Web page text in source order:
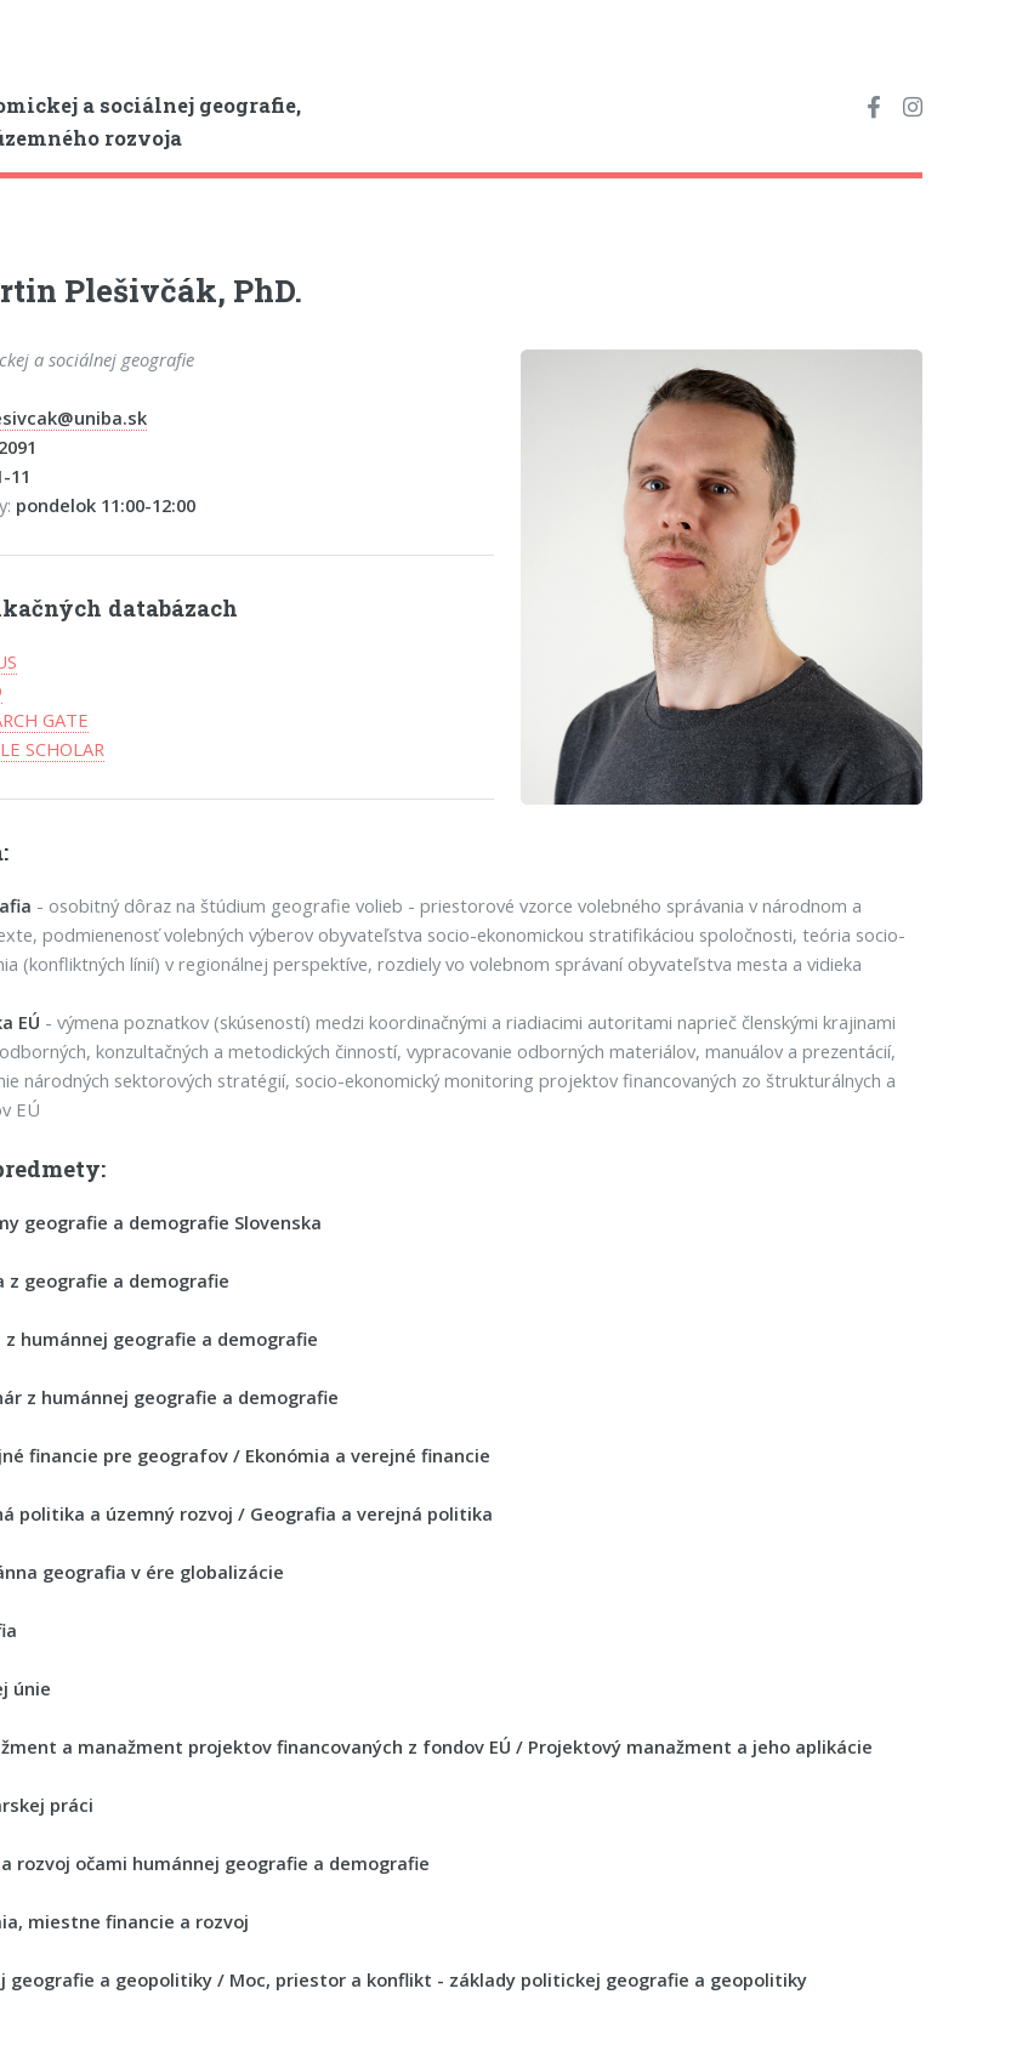
a sociálnej geografie,
rozvoja
Plešivčák, PhD.
a sociálnej geografie
2091
11
pondelok 11:00-12:00
databázach
GATE
SCHOLAR
- osobitný dôraz na štúdium geografie volieb - priestorové vzorce volebného správania v národnom a
podmienenosť volebných výberov obyvateľstva socio-ekonomickou stratifikáciou spoločnosti, teória socio-
(konfliktných línií) v regionálnej perspektíve, rozdiely vo volebnom správaní obyvateľstva mesta a vidieka
EÚ - výmena poznatkov (skúseností) medzi koordinačnými a riadiacimi autoritami naprieč členskými krajinami
konzultačných a metodických činností, vypracovanie odborných materiálov, manuálov a prezentácií,
národných sektorových stratégií, socio-ekonomický monitoring projektov financovaných zo štrukturálnych a
EÚ
geografie a demografie Slovenska
z geografie a demografie
humánnej geografie a demografie
z humánnej geografie a demografie
financie pre geografov / Ekonómia a verejné financie
politika a územný rozvoj / Geografia a verejná politika
geografia v ére globalizácie
únie
a manažment projektov financovaných z fondov EÚ / Projektový manažment a jeho aplikácie
práci
rozvoj očami humánnej geografie a demografie
miestne financie a rozvoj
geografie a geopolitiky / Moc, priestor a konflikt - základy politickej geografie a geopolitiky